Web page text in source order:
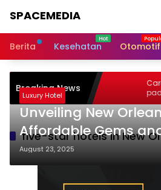
SPACEMEDIA
Berita Kesehatan Otomotif
Breaking News
Cara
pada
five-star hotels in New
Luxury Hotel
Unveiling New
Affordable Gems
Escapes Await You!
August 23, 2025